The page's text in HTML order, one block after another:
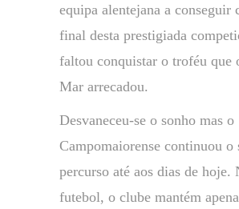
equipa alentejana a conseguir
final desta prestigiada
faltou conquistar o troféu que
Mar arrecadou.
Desvaneceu-se o sonho mas o
Campomaiorense continuou o
percurso até aos dias de hoje.
futebol, o clube mantém